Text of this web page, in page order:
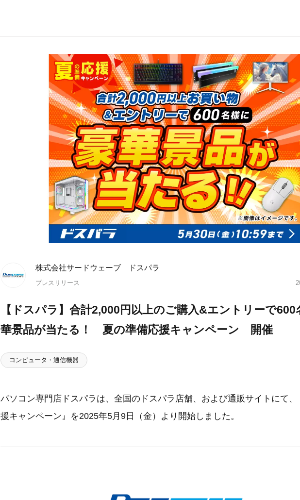
株式会社サードウェーブ ドスパラ
プレスリリース
【ドスパラ】合計2,000円以上のご購入&エントリーで600
華景品が当たる！ 夏の準備応援キャンペーン 開催
コンピュータ・通信機器
パソコン専門店ドスパラは、全国のドスパラ店舗、および通販サイトにて
援キャンペーン』を2025年5月9日（金）より開始しました。